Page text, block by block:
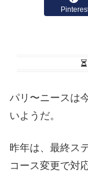
パリ〜ニースは
いようだ。
昨年は、最終ス
コース変更で対